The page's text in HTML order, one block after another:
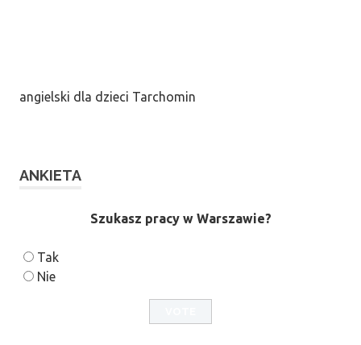
angielski dla dzieci Tarchomin
ANKIETA
Szukasz pracy w Warszawie?
Tak
Nie